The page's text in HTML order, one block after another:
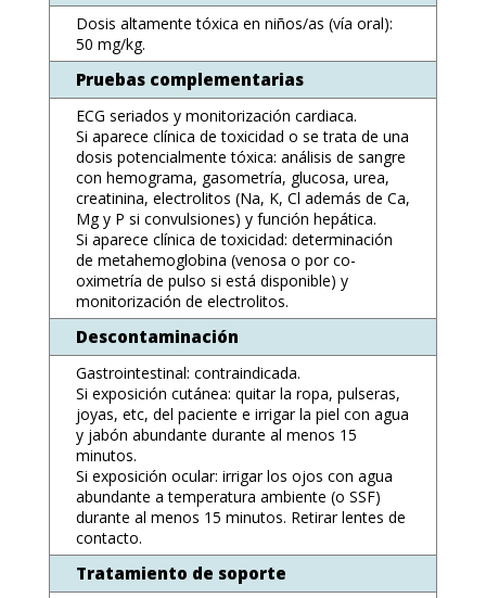
Dosis altamente tóxica en niños/as (vía oral):
50 mg/kg.
Pruebas complementarias
ECG seriados y monitorización cardiaca.
Si aparece clínica de toxicidad o se trata de una
dosis potencialmente tóxica: análisis de sangre
con hemograma, gasometría, glucosa, urea,
creatinina, electrolitos (Na, K, Cl además de Ca,
Mg y P si convulsiones) y función hepática.
Si aparece clínica de toxicidad: determinación
de metahemoglobina (venosa o por co-
oximetría de pulso si está disponible) y
monitorización de electrolitos.
Descontaminación
Gastrointestinal: contraindicada.
Si exposición cutánea: quitar la ropa, pulseras,
joyas, etc, del paciente e irrigar la piel con agua
y jabón abundante durante al menos 15
minutos.
Si exposición ocular: irrigar los ojos con agua
abundante a temperatura ambiente (o SSF)
durante al menos 15 minutos. Retirar lentes de
contacto.
Tratamiento de soporte